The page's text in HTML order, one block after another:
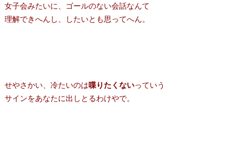
女子会みたいに、ゴールのない会話なんて
理解できへんし、したいとも思ってへん。
せやさかい、冷たいのは喋りたくないっていう
サインをあなたに出しとるわけやで。